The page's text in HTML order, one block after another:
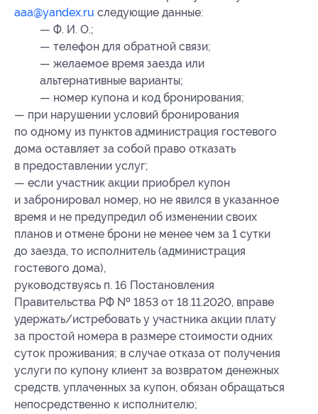
aaa@yandex.ru следующие данные:
— Ф. И. О.;
— телефон для обратной связи;
— желаемое время заезда или
альтернативные варианты;
— номер купона и код бронирования;
— при нарушении условий бронирования
по одному из пунктов администрация гостевого
дома оставляет за собой право отказать
в предоставлении услуг;
— если участник акции приобрел купон
и забронировал номер, но не явился в указанное
время и не предупредил об изменении своих
планов и отмене брони не менее чем за 1 сутки
до заезда, то исполнитель (администрация
гостевого дома),
руководствуясь п. 16 Постановления
Правительства РФ № 1853 от 18.11.2020, вправе
удержать/истребовать у участника акции плату
за простой номера в размере стоимости одних
суток проживания; в случае отказа от получения
услуги по купону клиент за возвратом денежных
средств, уплаченных за купон, обязан обращаться
непосредственно к исполнителю;